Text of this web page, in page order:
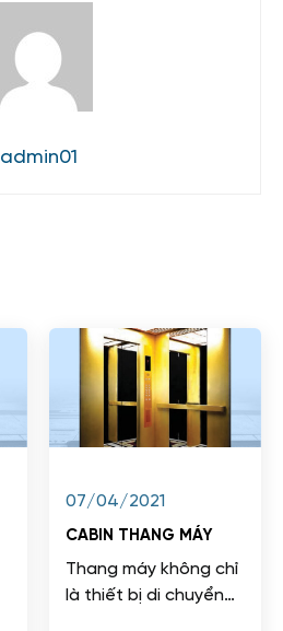
admin01
07/04/2021
CABIN THANG MÁY
Thang máy không chỉ
là thiết bị di chuyển